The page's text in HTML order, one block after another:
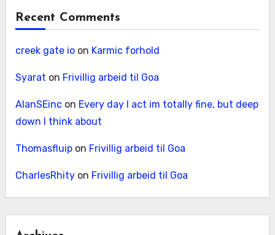
Recent Comments
creek gate ioon Karmic forhold
Syarat on Frivillig arbeid til Goa
AlanSEincon Every day I act im totally fine, but deep
down I think about
Thomasfluipon Frivillig arbeid til Goa
CharlesRhityon Frivillig arbeid til Goa